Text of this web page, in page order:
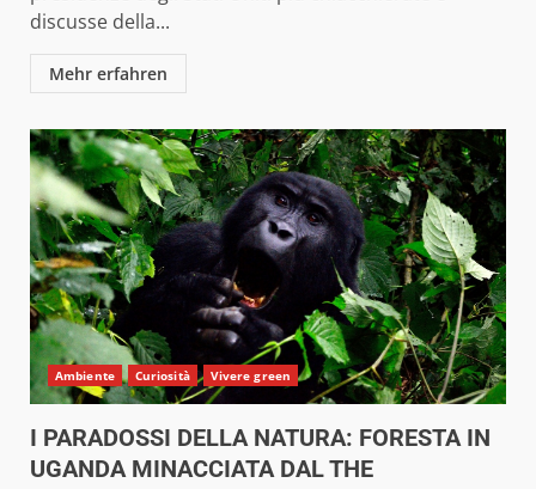
discusse della...
Mehr erfahren
Ambiente Curiosità Vivere green
I PARADOSSI DELLA NATURA: FORESTA IN
UGANDA MINACCIATA DAL THE